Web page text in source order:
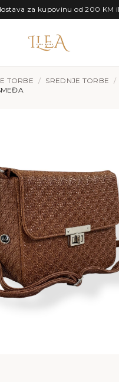
za kupovinu od 200 KM
TORBE / SREDNJE TORBE
/